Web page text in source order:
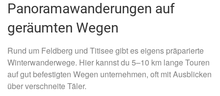
Panoramawanderungen auf
geräumten Wegen
Rund um Feldberg und Titisee gibt es eigens präparierte
Winterwanderwege. Hier kannst du 5–10 km lange Touren
auf gut befestigten Wegen unternehmen, oft mit Ausblicken
über verschneite Täler.